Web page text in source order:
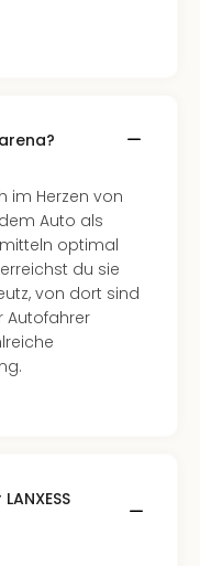
im Herzen von
Auto als
optimal
du sie
von dort sind
Autofahrer